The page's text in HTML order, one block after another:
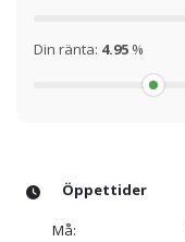
Din ränta: 4.95 %
Öppettider
Må: